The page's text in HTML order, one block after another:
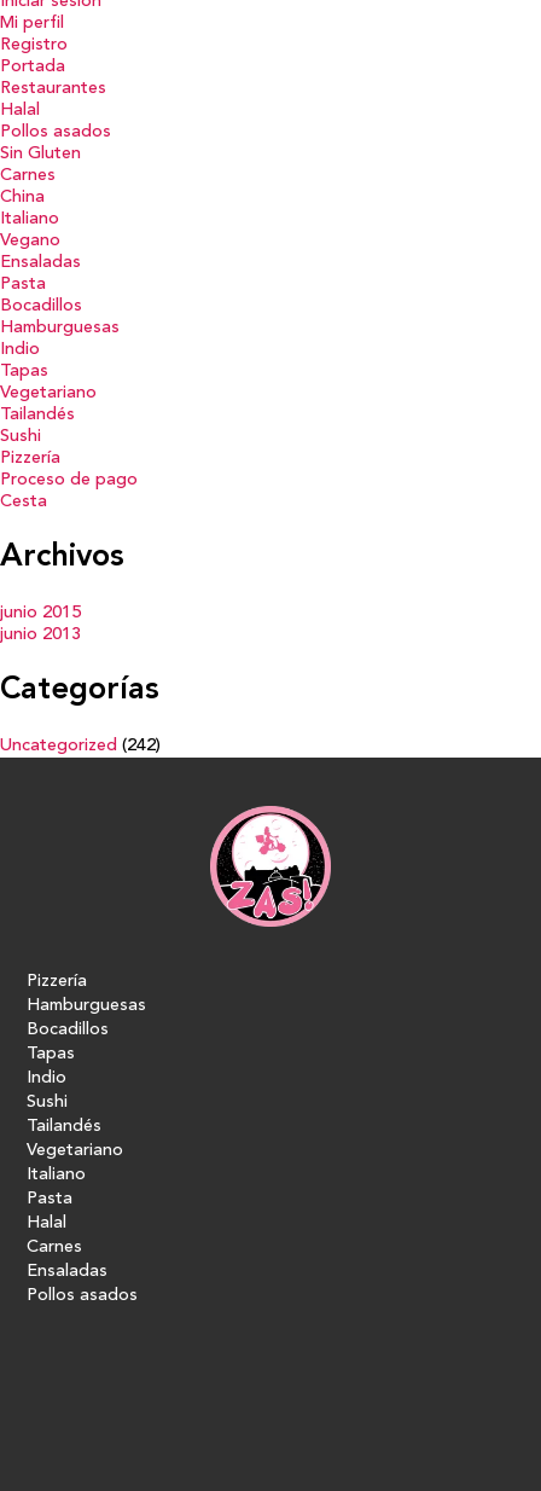
Mi perfil
Registro
Portada
Restaurantes
Halal
Pollos asados
Sin Gluten
Carnes
China
Italiano
Vegano
Ensaladas
Pasta
Bocadillos
Hamburguesas
Indio
Tapas
Vegetariano
Tailandés
Sushi
Pizzería
Proceso de pago
Cesta
Archivos
junio 2015
junio 2013
Categorías
Uncategorized (242)
Pizzería
Hamburguesas
Bocadillos
Tapas
Indio
Sushi
Tailandés
Vegetariano
Italiano
Pasta
Halal
Carnes
Ensaladas
Pollos asados